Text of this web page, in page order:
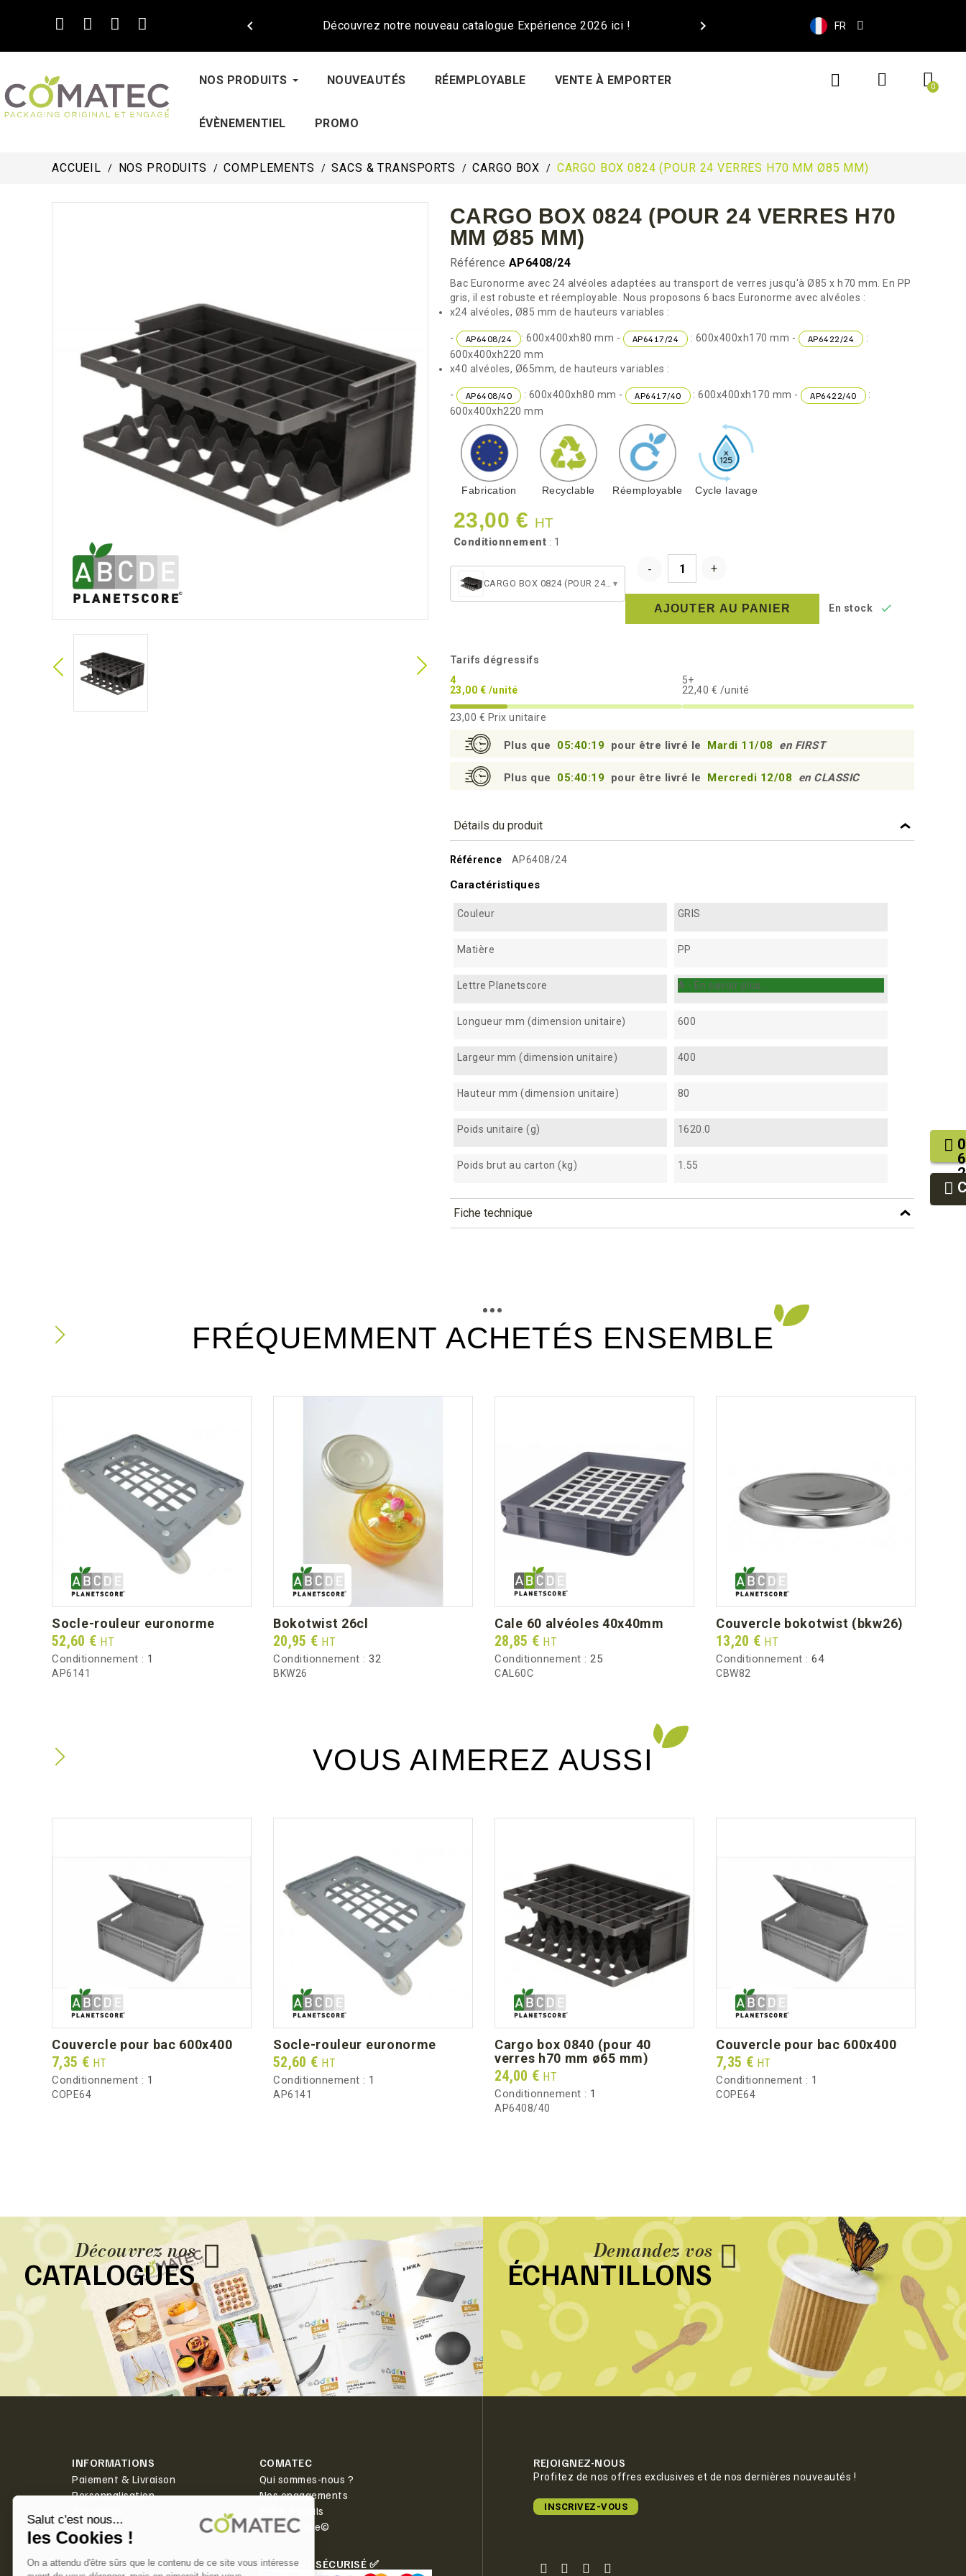
Découvrez notre nouveau catalogue Expérience 2026 ici !
  FR
NOS PRODUITS NOUVEAUTÉS RÉEMPLOYABLE VENTE À EMPORTER
ÉVÈNEMENTIEL PROMO
ACCUEIL NOS PRODUITS COMPLEMENTS SACS & TRANSPORTS CARGO BOX CARGO BOX 0824 (POUR 24 VERRES H70 MM Ø85 MM)
CARGO BOX 0824 (POUR 24 VERRES H70
MM Ø85 MM)
Référence AP6408/24
Bac Euronorme avec 24 alvéoles adaptées au transport de verres jusqu'à Ø85 x h70 mm. En PP
gris, il est robuste et réemployable. Nous proposons 6 bacs Euronorme avec alvéoles :
x24 alvéoles, Ø85 mm de hauteurs variables :
- AP6408/24 : 600x400xh80 mm - AP6417/24 : 600x400xh170 mm - AP6422/24
:
600x400xh220 mm
x40 alvéoles, Ø65mm, de hauteurs variables :
- AP6408/40 : 600x400xh80 mm - AP6417/40 : 600x400xh170 mm - AP6422/40
:
600x400xh220 mm
Fabrication Recyclable Réemployable Cycle lavage
23,00 € HT
Conditionnement : 1
CARGO BOX 0824 (POUR 24 VERRES H70 MM Ø85 MM) ▾
AJOUTER AU PANIER En stock 
Tarifs dégressifs
4
23,00 € /unité
5+
22,40 € /unité
23,00 € Prix unitaire
Plus que 05:40:18 pour être livré le Mardi 11/08 en FIRST
Plus que 05:40:18 pour être livré le Mercredi 12/08 en CLASSIC
Détails du produit
Référence AP6408/24
Caractéristiques
Couleur GRIS
Matière PP
Lettre Planetscore A - En savoir plus...
Longueur mm (dimension unitaire) 600
Largeur mm (dimension unitaire) 400
Hauteur mm (dimension unitaire) 80
Poids unitaire (g) 1620.0
Poids brut au carton (kg) 1.55
Fiche technique
FRÉQUEMMENT ACHETÉS ENSEMBLE
socle-rouleur euronorme
Prix
52,60 € HT
Conditionnement : 1
AP6141
bokotwist 26cl
Prix
20,95 € HT
Conditionnement : 32
BKW26
cale 60 alvéoles 40x40mm
Prix
28,85 € HT
Conditionnement : 25
CAL60C
couvercle bokotwist (bkw26)
Prix
13,20 € HT
Conditionnement : 64
CBW82
VOUS AIMEREZ AUSSI
couvercle pour bac 600x400
Prix
7,35 € HT
Conditionnement : 1
COPE64
socle-rouleur euronorme
Prix
52,60 € HT
Conditionnement : 1
AP6141
cargo box 0840 (pour 40
verres h70 mm ø65 mm)
Prix
24,00 € HT
Conditionnement : 1
AP6408/40
couvercle pour bac 600x400
Prix
7,35 € HT
Conditionnement : 1
COPE64
Découvrez nos
CATALOGUES
Demandez vos
ÉCHANTILLONS
INFORMATIONS
Paiement & Livraison
Personnalisation
Contact
COMATEC
Qui sommes-nous ?
Nos engagements
Boîte à outils
PlanetScore©
LIVRAISON PAIEMENT SÉCURISÉ ✅
REJOIGNEZ-NOUS
Profitez de nos offres exclusives et de nos dernières nouveautés !
INSCRIVEZ-VOUS